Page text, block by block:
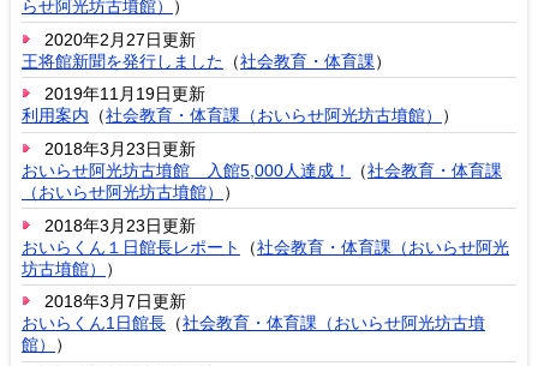
らせ阿光坊古墳館）
）
2020年2月27日更新
王将館新聞を発行しました （社会教育・体育課）
2019年11月19日更新
利用案内 （社会教育・体育課（おいらせ阿光坊古墳館）
）
2018年3月23日更新
おいらせ阿光坊古墳館 入館5,000人達成！
（社会教育・体育課
（おいらせ阿光坊古墳館）
）
2018年3月23日更新
おいらくん１日館長レポート
（社会教育・体育課（おいらせ阿光
坊古墳館）
）
2018年3月7日更新
おいらくん1日館長 （社会教育・体育課（おいらせ阿光坊古墳
館）
）